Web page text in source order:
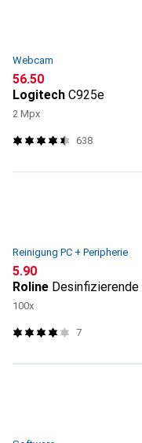
Webcam
CHF
56.50
Logitech C925e
2 Mpx
638
Reinigung PC + Peripherie
CHF
5.90
Roline
100x
7